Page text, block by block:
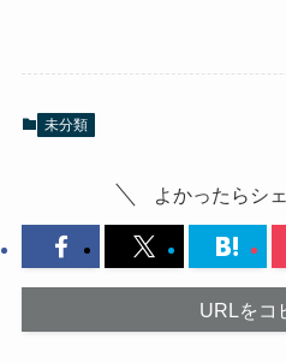
未分類
よかったらシ
URLをコ